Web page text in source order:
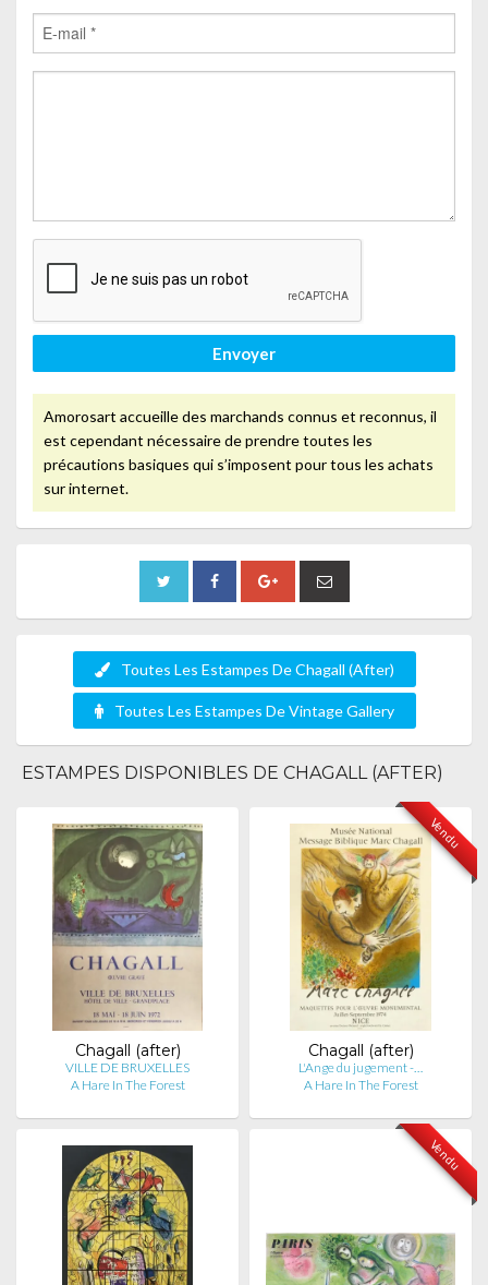
Envoyer
Amorosart accueille des marchands connus et reconnus, il
est cependant nécessaire de prendre toutes les
précautions basiques qui s’imposent pour tous les achats
sur internet.
Toutes Les Estampes De Chagall (After)
Toutes Les Estampes De Vintage Gallery
ESTAMPES DISPONIBLES DE CHAGALL (AFTER)
Chagall (after)
VILLE DE BRUXELLES
A Hare In The Forest
Vendu
Chagall (after)
L'Ange du jugement -…
A Hare In The Forest
Vendu